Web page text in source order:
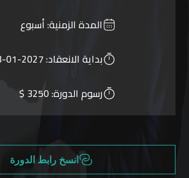
المدة الزمنية:أسبوع
بداية الانعقاد:2027-01-03
رسوم الدورة:3250 $
انسخ رابط الدورة